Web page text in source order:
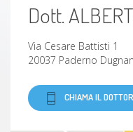
Dott.
Via Cesare Battisti 1
20037 Paderno
CHIAMA IL